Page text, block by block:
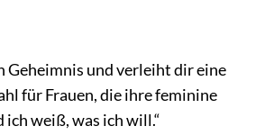
Geheimnis und verleiht dir eine
für Frauen, die ihre feminine
weiß, was ich will.“